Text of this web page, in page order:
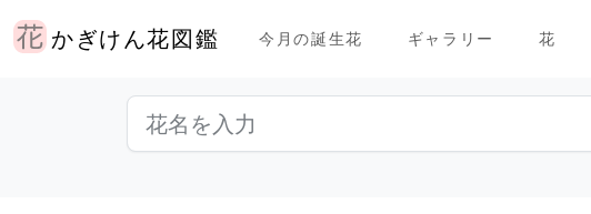
かぎけん花図鑑 今月の誕生花 ギャラリー 花